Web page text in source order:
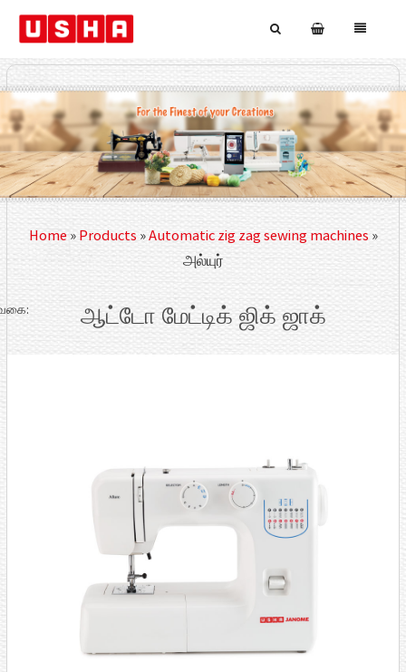
Home»Products »Automatic zig zag sewing machines »
அல்யுர்
ஆட்டோ மேட்டிக் ஜிக் ஜாக்